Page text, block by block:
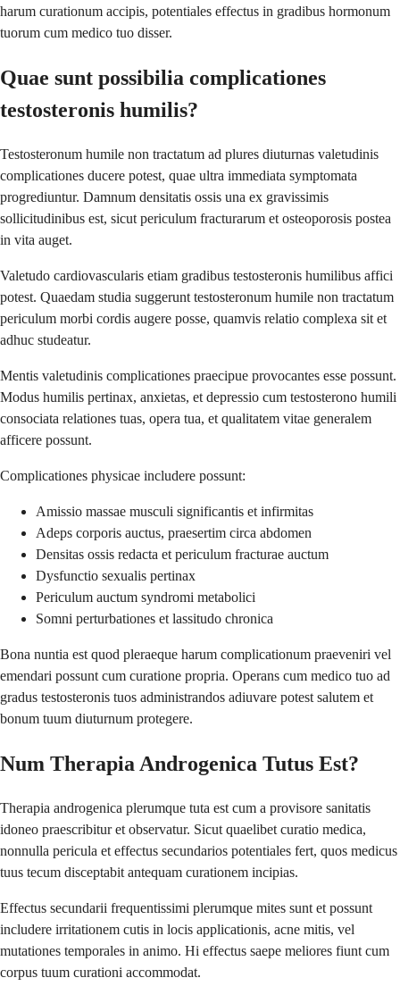
harum curationum accipis, potentiales effectus in gradibus hormonum
tuorum cum medico tuo disser.
Quae sunt possibilia complicationes
testosteronis humilis?
Testosteronum humile non tractatum ad plures diuturnas valetudinis
complicationes ducere potest, quae ultra immediata symptomata
progrediuntur. Damnum densitatis ossis una ex gravissimis
sollicitudinibus est, sicut periculum fracturarum et osteoporosis postea
in vita auget.
Valetudo cardiovascularis etiam gradibus testosteronis humilibus affici
potest. Quaedam studia suggerunt testosteronum humile non tractatum
periculum morbi cordis augere posse, quamvis relatio complexa sit et
adhuc studeatur.
Mentis valetudinis complicationes praecipue provocantes esse possunt.
Modus humilis pertinax, anxietas, et depressio cum testosterono humili
consociata relationes tuas, opera tua, et qualitatem vitae generalem
afficere possunt.
Complicationes physicae includere possunt:
Amissio massae musculi significantis et infirmitas
Adeps corporis auctus, praesertim circa abdomen
Densitas ossis redacta et periculum fracturae auctum
Dysfunctio sexualis pertinax
Periculum auctum syndromi metabolici
Somni perturbationes et lassitudo chronica
Bona nuntia est quod pleraeque harum complicationum praeveniri vel
emendari possunt cum curatione propria. Operans cum medico tuo ad
gradus testosteronis tuos administrandos adiuvare potest salutem et
bonum tuum diuturnum protegere.
Num Therapia Androgenica Tutus Est?
Therapia androgenica plerumque tuta est cum a provisore sanitatis
idoneo praescribitur et observatur. Sicut quaelibet curatio medica,
nonnulla pericula et effectus secundarios potentiales fert, quos medicus
tuus tecum disceptabit antequam curationem incipias.
Effectus secundarii frequentissimi plerumque mites sunt et possunt
includere irritationem cutis in locis applicationis, acne mitis, vel
mutationes temporales in animo. Hi effectus saepe meliores fiunt cum
corpus tuum curationi accommodat.